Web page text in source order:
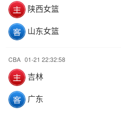
陕西女篮
山东女篮
CBA 01-21 22:32:58
吉林
广东